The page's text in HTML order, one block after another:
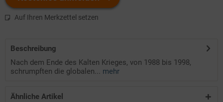
Auf Ihren Merkzettel setzen
Beschreibung
Nach dem Ende des Kalten Krieges, von 1988 bis 1998,
schrumpften die globalen... mehr
Ähnliche Artikel